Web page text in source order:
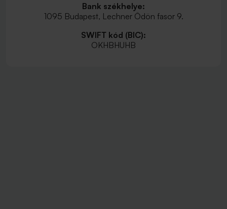
Bank székhelye:
1095 Budapest, Lechner Ödön fasor 9.
SWIFT kód (BIC):
OKHBHUHB